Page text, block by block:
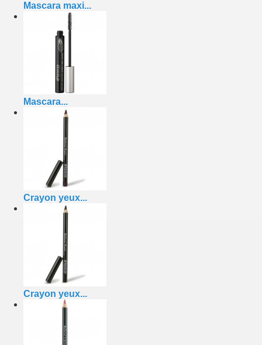
Mascara maxi...
Mascara...
Crayon yeux...
Crayon yeux...